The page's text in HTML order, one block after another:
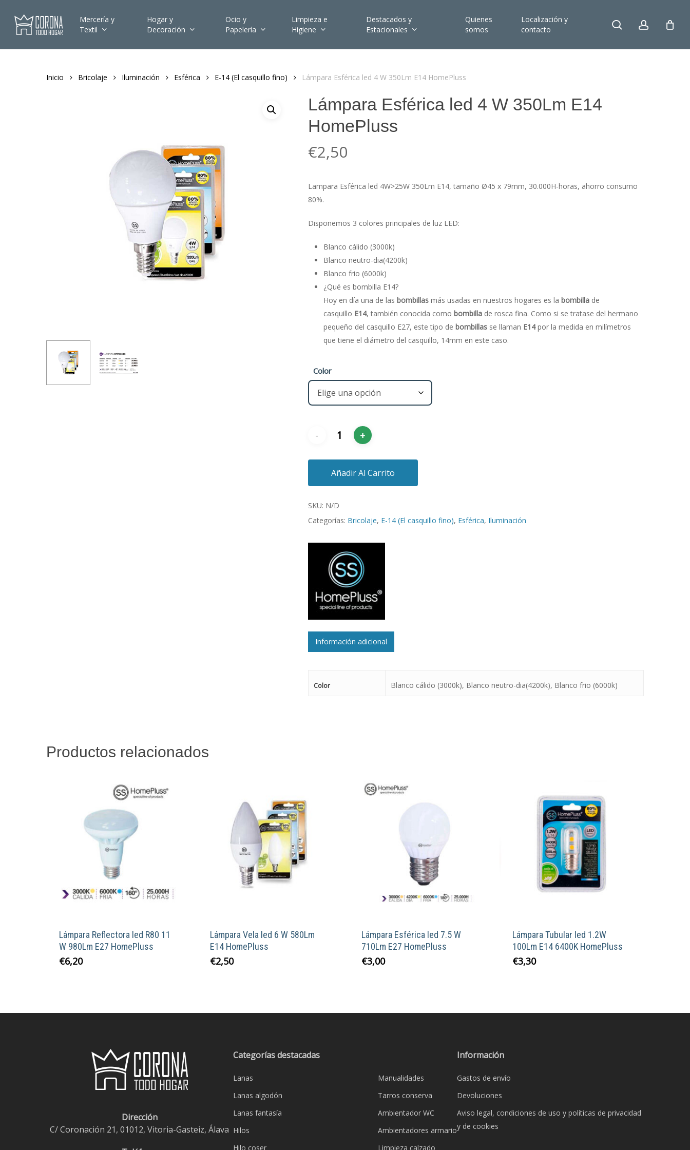
Mercería y
Textil
Hogar y
Decoración
Ocio y
Papelería
Limpieza e
Higiene
Destacados y
Estacionales
Quienes
somos
Localización y
contacto
search account
Inicio Bricolaje Iluminación Esférica E-14 (El casquillo fino) Lámpara Esférica led 4 W 350Lm E14 HomePluss
Lámpara Esférica led 4 W 350Lm E14
HomePluss
€2,50
Lampara Esférica led 4W>25W 350Lm E14, tamaño Ø45 x 79mm, 30.000H-horas, ahorro consumo
80%.
Disponemos 3 colores principales de luz LED:
Blanco cálido (3000k)
Blanco neutro-dia(4200k)
Blanco frio (6000k)
¿Qué es bombilla E14?
Hoy en día una de las bombillasmás usadas en nuestros hogares es la bombillade
casquillo E14, también conocida como bombillade rosca fina. Como si se tratase del hermano
pequeño del casquillo E27, este tipo de bombillasse llaman E14por la medida en milímetros
que tiene el diámetro del casquillo, 14mm en este caso.
Color
Añadir Al Carrito
SKU: N/D
Categorías: Bricolaje, E-14 (El casquillo fino), Esférica, Iluminación
Información adicional
Color Blanco cálido (3000k), Blanco neutro-dia(4200k), Blanco frio (6000k)
Productos relacionados
Lámpara Reflectora led R80 11
W 980Lm E27 HomePluss
€6,20
variantes.
se
elegir
en
página
de
producto
Lámpara Vela led 6 W 580Lm
E14 HomePluss
€2,50
variantes.
se
en
Lámpara Esférica led 7.5 W
710Lm E27 HomePluss
€3,00
variantes.
de
producto
Lámpara Tubular led 1.2W
100Lm E14 6400K HomePluss
€3,30
Dirección
C/ Coronación 21, 01012, Vitoria-Gasteiz, Álava
Categorías destacadas
Lanas
Lanas algodón
Lanas fantasía
Hilos
Hilo coser
Manualidades
Tarros conserva
Ambientador WC
Ambientadores armario
Limpieza calzado
Información
Gastos de envío
Devoluciones
Aviso legal, condiciones de uso y políticas de privacidad
y de cookies